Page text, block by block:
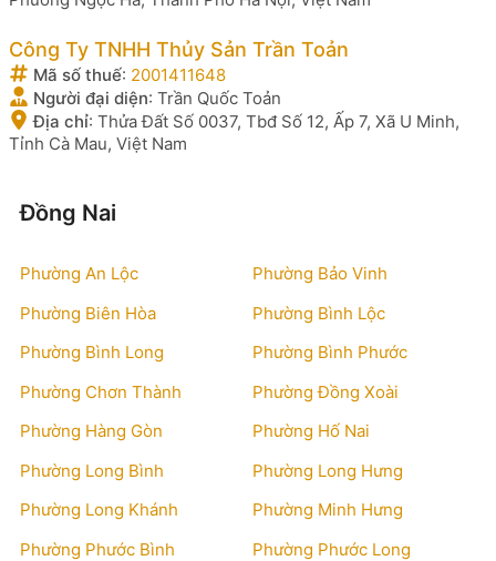
Công Ty TNHH Thủy Sản Trần Toản
Mã số thuế: 2001411648
Người đại diện: Trần Quốc Toản
Địa chỉ: Thửa Đất Số 0037, Tbđ Số 12, Ấp 7, Xã U Minh,
Tỉnh Cà Mau, Việt Nam
Đồng Nai
Phường An Lộc
Phường Bảo Vinh
Phường Biên Hòa
Phường Bình Lộc
Phường Bình Long
Phường Bình Phước
Phường Chơn Thành
Phường Đồng Xoài
Phường Hàng Gòn
Phường Hố Nai
Phường Long Bình
Phường Long Hưng
Phường Long Khánh
Phường Minh Hưng
Phường Phước Bình
Phường Phước Long